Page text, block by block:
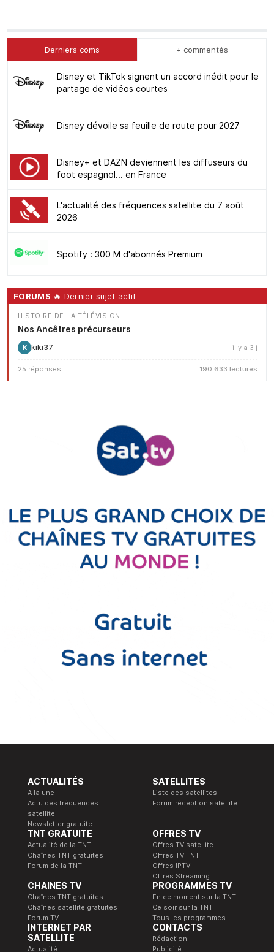
Derniers coms + commentés
Disney et TikTok signent un accord inédit pour le
partage de vidéos courtes
Disney dévoile sa feuille de route pour 2027
Disney+ et DAZN deviennent les diffuseurs du
foot espagnol... en France
L'actualité des fréquences satellite du 7 août
2026
Spotify : 300 M d'abonnés Premium
FORUMS 🔥 Dernier sujet actif
HISTOIRE DE LA TÉLÉVISION
Nos Ancêtres précurseurs
K kiki37 il y a 3 j
25 réponses 190 633 lectures
ACTUALITÉS
A la une
Actu des fréquences
satellite
Newsletter gratuite
SATELLITES
Liste des satellites
Forum réception satellite
TNT GRATUITE
Actualité de la TNT
Chaînes TNT gratuites
Forum de la TNT
OFFRES TV
Offres TV satellite
Offres TV TNT
Offres IPTV
Offres Streaming
CHAINES TV
Chaînes TNT gratuites
Chaînes satellite gratuites
Forum TV
PROGRAMMES TV
En ce moment sur la TNT
Ce soir sur la TNT
Tous les programmes
INTERNET PAR
SATELLITE
Actualité
CONTACTS
Rédaction
Publicité